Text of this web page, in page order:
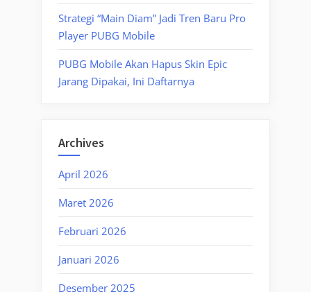
Strategi “Main Diam” Jadi Tren Baru Pro
Player PUBG Mobile
PUBG Mobile Akan Hapus Skin Epic
Jarang Dipakai, Ini Daftarnya
Archives
April 2026
Maret 2026
Februari 2026
Januari 2026
Desember 2025